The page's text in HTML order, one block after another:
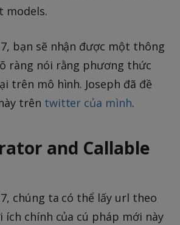
models.
bạn sẽ nhận được một thông
ràng nói rằng phương thức
trên mô hình. Joseph đã đề
trên twitter của mình.
and Callable
chúng ta có thể lấy url theo
ích chính của cú pháp mới này